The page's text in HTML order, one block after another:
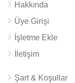
Hakkında
Üye Girişi
İşletme Ekle
İletişim
Şart & Koşullar